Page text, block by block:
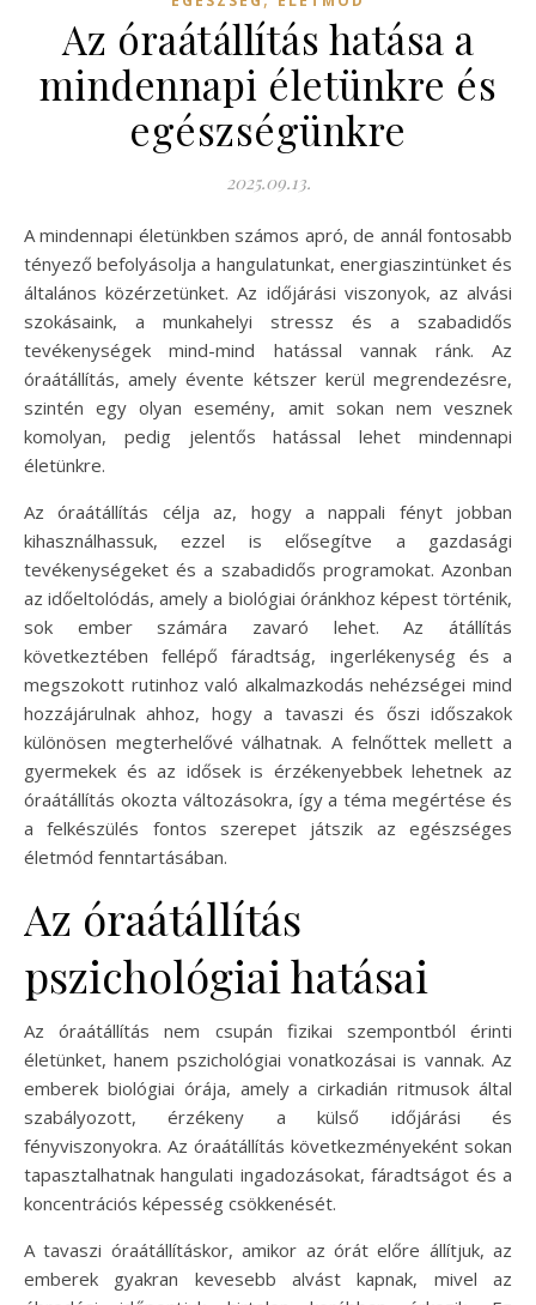
Az óraátállítás hatása a
mindennapi életünkre és
egészségünkre
2025.09.13.
A mindennapi életünkben számos apró, de annál fontosabb
tényező befolyásolja a hangulatunkat, energiaszintünket és
általános közérzetünket. Az időjárási viszonyok, az alvási
szokásaink, a munkahelyi stressz és a szabadidős
tevékenységek mind-mind hatással vannak ránk. Az
óraátállítás, amely évente kétszer kerül megrendezésre,
szintén egy olyan esemény, amit sokan nem vesznek
komolyan, pedig jelentős hatással lehet mindennapi
életünkre.
Az óraátállítás célja az, hogy a nappali fényt jobban
kihasználhassuk, ezzel is elősegítve a gazdasági
tevékenységeket és a szabadidős programokat. Azonban
az időeltolódás, amely a biológiai óránkhoz képest történik,
sok ember számára zavaró lehet. Az átállítás
következtében fellépő fáradtság, ingerlékenység és a
megszokott rutinhoz való alkalmazkodás nehézségei mind
hozzájárulnak ahhoz, hogy a tavaszi és őszi időszakok
különösen megterhelővé válhatnak. A felnőttek mellett a
gyermekek és az idősek is érzékenyebbek lehetnek az
óraátállítás okozta változásokra, így a téma megértése és
a felkészülés fontos szerepet játszik az egészséges
életmód fenntartásában.
Az óraátállítás
pszichológiai hatásai
Az óraátállítás nem csupán fizikai szempontból érinti
életünket, hanem pszichológiai vonatkozásai is vannak. Az
emberek biológiai órája, amely a cirkadián ritmusok által
szabályozott, érzékeny a külső időjárási és
fényviszonyokra. Az óraátállítás következményeként sokan
tapasztalhatnak hangulati ingadozásokat, fáradtságot és a
koncentrációs képesség csökkenését.
A tavaszi óraátállításkor, amikor az órát előre állítjuk, az
emberek gyakran kevesebb alvást kapnak, mivel az